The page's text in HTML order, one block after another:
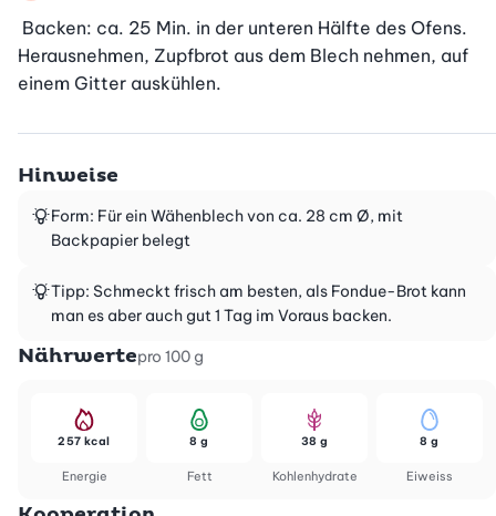
Herausnehmen, Zupfbrot aus dem Blech nehmen, auf
einem Gitter auskühlen.
Hinweise
Form: Für ein Wähenblech von ca. 28 cm Ø, mit
Backpapier belegt
Tipp: Schmeckt frisch am besten, als Fondue-Brot kann
man es aber auch gut 1 Tag im Voraus backen.
Nährwertepro 100 g
Energie
257 kcal
Fett
8 g
Kohlenhydrate
38 g
Eiweiss
8 g